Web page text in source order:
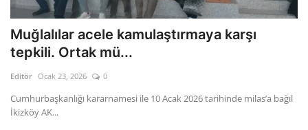
Muğlalılar acele kamulaştırmaya karşı
tepkili. Ortak mü...
Editör Ocak 23, 2026 0
Cumhurbaşkanlığı kararnamesi ile 10 Acak 2026 tarihinde milas’a bağıl
İkizköy AK...